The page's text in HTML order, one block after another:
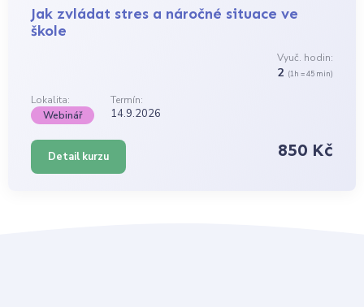
Jak zvládat stres a náročné situace ve
škole
Vyuč. hodin:
2 (1h = 45 min)
Lokalita:
Termín:
Webinář
14.9.2026
Detail kurzu 850 Kč